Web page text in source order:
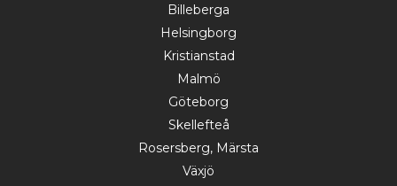
Billeberga
Helsingborg
Kristianstad
Malmö
Göteborg
Skellefteå
Rosersberg, Märsta
Växjö